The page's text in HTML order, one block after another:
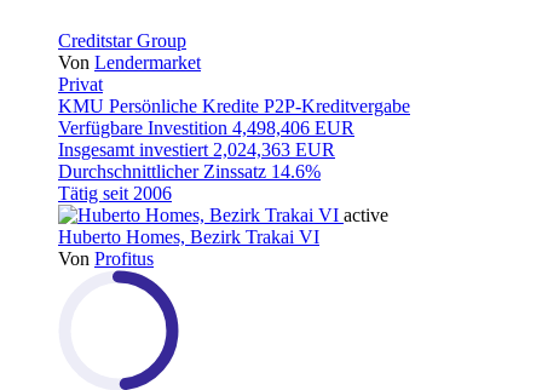
Creditstar Group
Von Lendermarket
Privat
KMU Persönliche Kredite P2P-Kreditvergabe
Verfügbare Investition 4,498,406 EUR
Insgesamt investiert 2,024,363 EUR
Durchschnittlicher Zinssatz 14.6%
Tätig seit 2006
active
Huberto Homes, Bezirk Trakai VI
Von Profitus